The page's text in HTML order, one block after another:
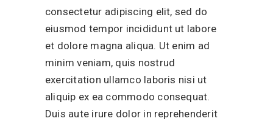
consectetur adipiscing elit, sed do
eiusmod tempor incididunt ut labore
et dolore magna aliqua. Ut enim ad
minim veniam, quis nostrud
exercitation ullamco laboris nisi ut
aliquip ex ea commodo consequat.
Duis aute irure dolor in reprehenderit